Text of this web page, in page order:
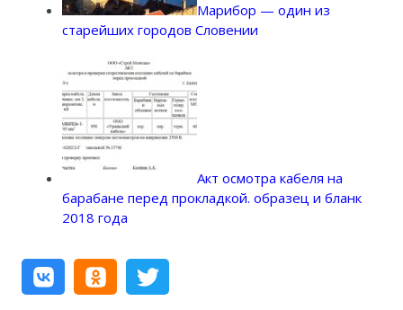
Марибор — один из
старейших городов Словении
Акт осмотра кабеля на
барабане перед прокладкой. образец и бланк
2018 года